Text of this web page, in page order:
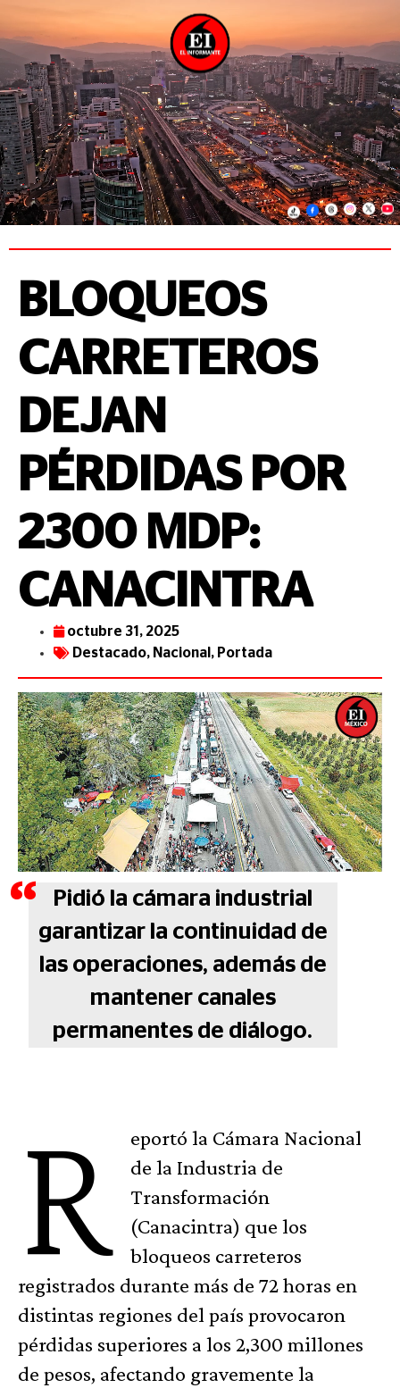
BLOQUEOS
CARRETEROS
DEJAN
PÉRDIDAS POR
2300 MDP:
CANACINTRA
octubre 31, 2025
Destacado, Nacional , Portada
Pidió la cámara industrial
garantizar la continuidad de
las operaciones, además de
mantener canales
permanentes de diálogo.
R
eportó la Cámara Nacional
de la Industria de
Transformación
(Canacintra) que los
bloqueos carreteros
registrados durante más de 72 horas en
distintas regiones del país provocaron
pérdidas superiores a los 2,300 millones
de pesos, afectando gravemente la